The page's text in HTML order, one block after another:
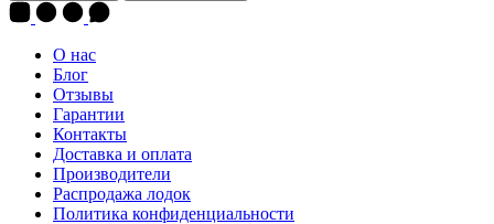
О нас
Блог
Отзывы
Гарантии
Контакты
Доставка и оплата
Производители
Распродажа лодок
Политика конфиденциальности